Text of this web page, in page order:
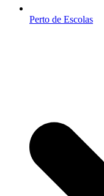
Perto de Escolas